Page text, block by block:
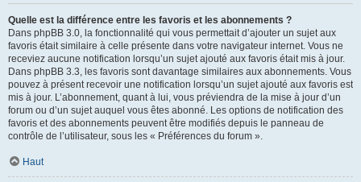
Quelle est la différence entre les favoris et les abonnements ?
Dans phpBB 3.0, la fonctionnalité qui vous permettait d’ajouter un sujet aux
favoris était similaire à celle présente dans votre navigateur internet. Vous ne
receviez aucune notification lorsqu’un sujet ajouté aux favoris était mis à jour.
Dans phpBB 3.3, les favoris sont davantage similaires aux abonnements. Vous
pouvez à présent recevoir une notification lorsqu’un sujet ajouté aux favoris est
mis à jour. L’abonnement, quant à lui, vous préviendra de la mise à jour d’un
forum ou d’un sujet auquel vous êtes abonné. Les options de notification des
favoris et des abonnements peuvent être modifiés depuis le panneau de
contrôle de l’utilisateur, sous les « Préférences du forum ».
Haut